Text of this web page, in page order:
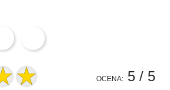
OCENA: 5 / 5